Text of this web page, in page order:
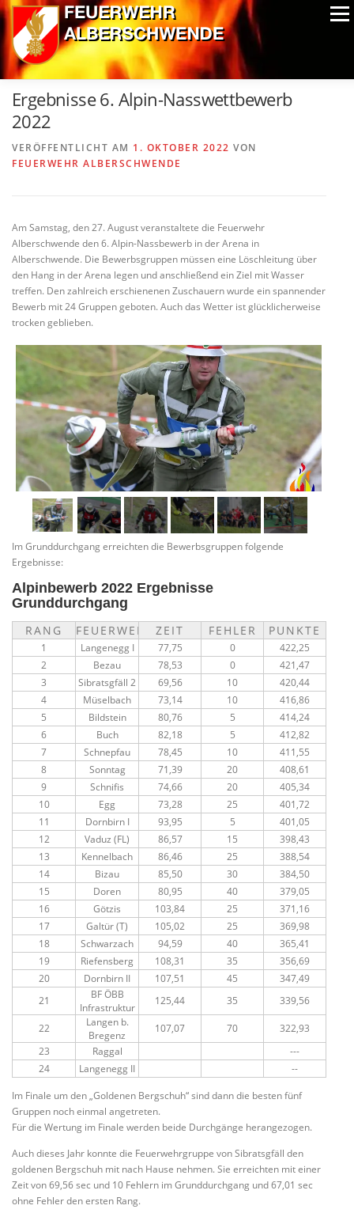
Zum
Inhalt
springen
Menü
ALPIN-NASSWETTBEWERB MITGLIEDER
AUSRÜSTUNG CHRONIK EXTRAS
Ergebnisse 6. Alpin-Nasswettbewerb
2022
VERÖFFENTLICHT AM 1. OKTOBER 2022 VON
FEUERWEHR ALBERSCHWENDE
Am Samstag, den 27. August veranstaltete die Feuerwehr
Alberschwende den 6. Alpin-Nassbewerb in der Arena in
Alberschwende. Die Bewerbsgruppen müssen eine Löschleitung über
den Hang in der Arena legen und anschließend ein Ziel mit Wasser
treffen. Den zahlreich erschienenen Zuschauern wurde ein spannender
Bewerb mit 24 Gruppen geboten. Auch das Wetter ist glücklicherweise
trocken geblieben.
Im Grunddurchgang erreichten die Bewerbsgruppen folgende
Ergebnisse:
Alpinbewerb 2022 Ergebnisse
Grunddurchgang
RANG FEUERWEHR ZEIT FEHLER PUNKTE
1 Langenegg I 77,75 0
422,25
2
Bezau 78,53 0
421,47
3
Sibratsgfäll 2 69,56 10
420,44
4
Müselbach 73,14 10
416,86
5
Bildstein 80,76 5
414,24
6
Buch 82,18 5
412,82
7
Schnepfau 78,45 10
411,55
8
Sonntag 71,39 20
408,61
9
Schnifis 74,66 20
405,34
10
Egg 73,28 25
401,72
11
Dornbirn I 93,95 5
401,05
12
Vaduz (FL) 86,57 15
398,43
13
Kennelbach 86,46 25
388,54
14
Bizau 85,50 30
384,50
15
Doren 80,95 40
379,05
16
Götzis 103,84 25
371,16
17
Galtür (T) 105,02 25
369,98
18
Schwarzach 94,59 40
365,41
19
Riefensberg 108,31 35
356,69
20
Dornbirn II 107,51 45
347,49
21
BF ÖBB
Infrastruktur
125,44 35 339,56
22
Langen b.
Bregenz
107,07 70
322,93
23
Raggal
---
24
Langenegg II
--
Im Finale um den „Goldenen Bergschuh“ sind dann die besten fünf
Gruppen noch einmal angetreten.
Für die Wertung im Finale werden beide Durchgänge herangezogen.
Auch dieses Jahr konnte die Feuerwehrgruppe von Sibratsgfäll den
goldenen Bergschuh mit nach Hause nehmen. Sie erreichten mit einer
Zeit von 69,56 sec und 10 Fehlern im Grunddurchgang und 67,01 sec
ohne Fehler den ersten Rang.